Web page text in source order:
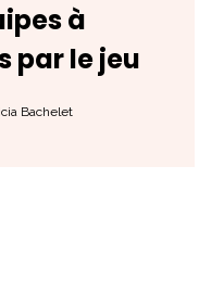
à
par le jeu
Bachelet